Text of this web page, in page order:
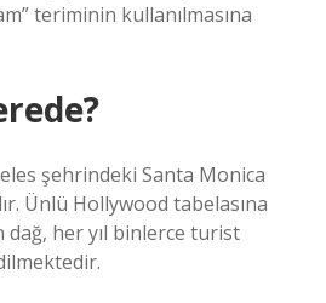
teriminin kullanılmasına
şehrindeki Santa Monica
Ünlü Hollywood tabelasına
dağ, her yıl binlerce turist